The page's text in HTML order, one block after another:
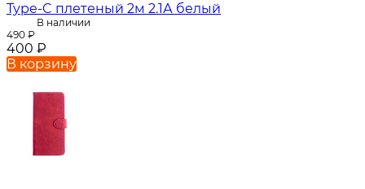
Type-C плетеный 2м 2.1А белый
В наличии
490 ₽
400 ₽
В корзину